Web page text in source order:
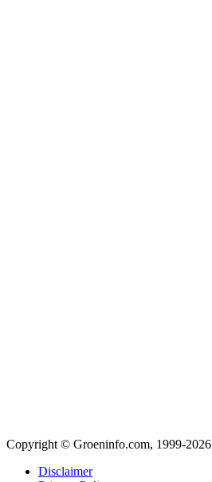
Copyright © Groeninfo.com, 1999-2026
Disclaimer